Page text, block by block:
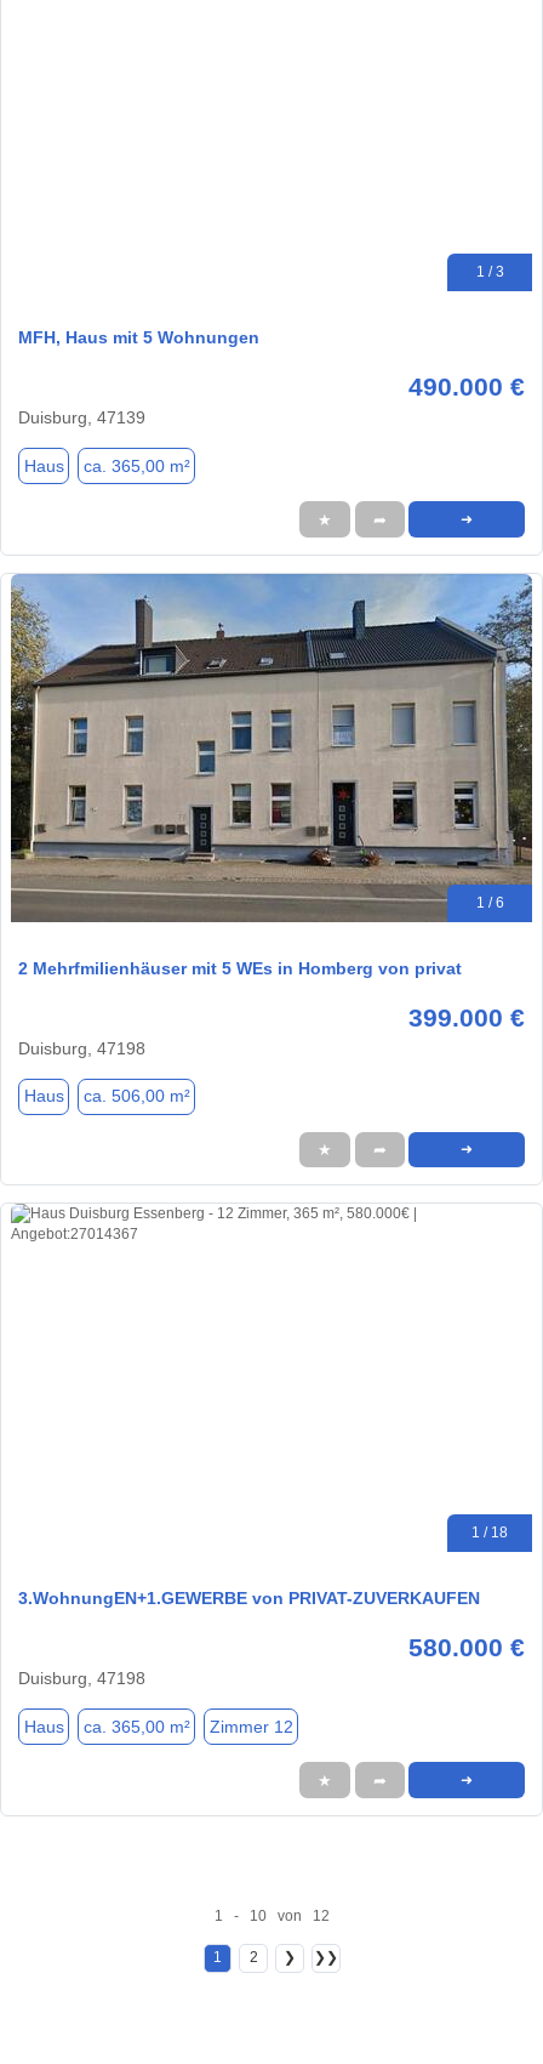
1 / 3
MFH, Haus mit 5 Wohnungen
490.000 €
Duisburg, 47139
Haus ca. 365,00 m²
★ ➦ ➜
1 / 6
2 Mehrfmilienhäuser mit 5 WEs in Homberg von privat
399.000 €
Duisburg, 47198
Haus ca. 506,00 m²
★ ➦ ➜
1 / 18
3.WohnungEN+1.GEWERBE von PRIVAT-ZUVERKAUFEN
580.000 €
Duisburg, 47198
Haus ca. 365,00 m² Zimmer 12
★ ➦ ➜
1 - 10 von 12
1 2 ❯ ❯❯